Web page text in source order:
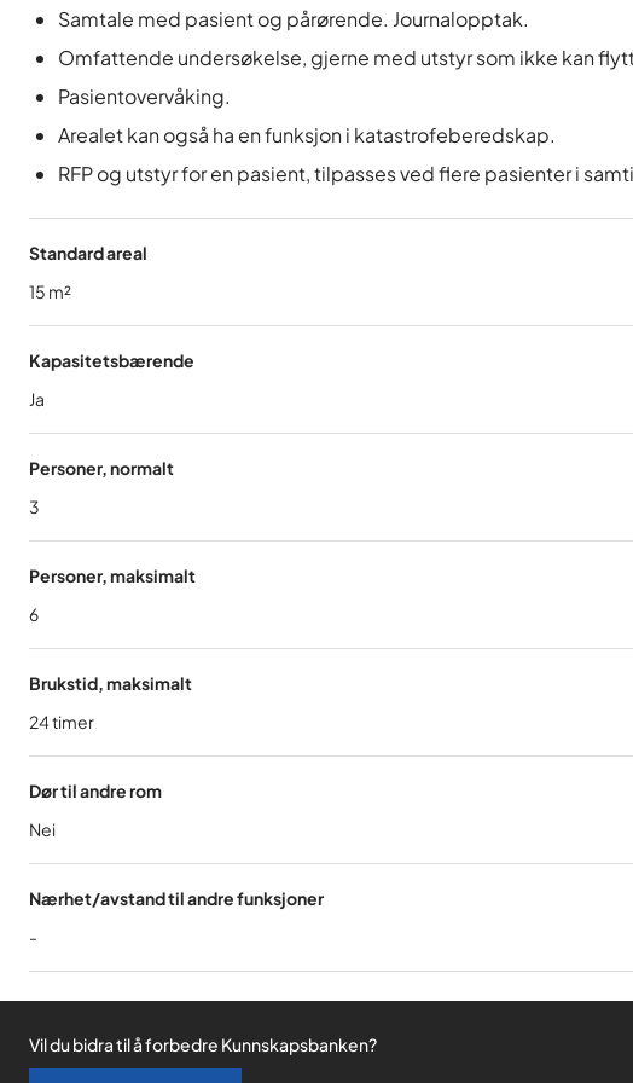
Samtale med pasient og pårørende. Journalopptak.
Omfattende undersøkelse, gjerne med utstyr som ikke kan
Pasientovervåking.
Arealet kan også ha en funksjon i katastrofeberedskap.
RFP og utstyr for en pasient, tilpasses ved flere pasienter i
Standard areal
15 m²
Kapasitetsbærende
Ja
Personer, normalt
3
Personer, maksimalt
6
Brukstid, maksimalt
24timer
Dør til andre rom
Nei
Nærhet/avstand til andre funksjoner
-
Vil du bidra til å forbedre Kunnskapsbanken?